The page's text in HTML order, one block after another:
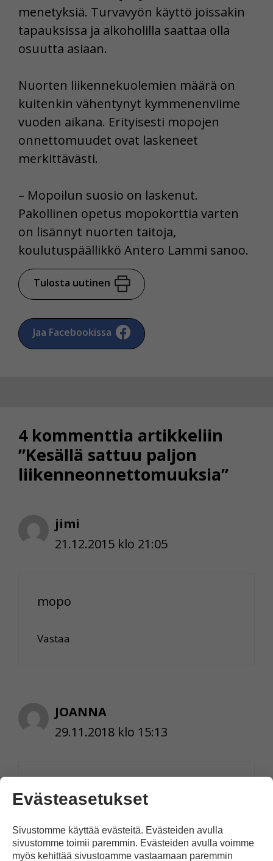
menetyksiä. Turvavyön käyttö joissakin
tapauksissa ja alkoholilla saattaa olla
osuutta asiaan.
Nuorten liikennekuolemien määrä on
kuitenkin vähentynyt kymmenenviime
vuoden aikana. Erityisesti mopojen
onnettomuudet ovat laskeneet
merkittävästi.
– Mopoilun suosio on laskenut.
Pakollinen opetus mopokorttia varten
on lisännyt nuorten taitoja,
koulutuspäällikkö Antero Lammi sanoo.
Tulosta uutinen
Jaa Facebookissa
4 kommenttia artikkeliin
”Kesällä sattuu paljon
liikenneonnettomuuksia”
jimi
21.12.2015 klo 21:05
mopo
Vastaa
JOANNA
29.11.2018 klo 15:13
KYLLÄ SE OLI TOTTA
SE OLI ERIMIELTÄ
Vastaa
Evästeasetukset
Sivustomme käyttää evästeitä. Evästeiden avulla
sivustomme toimii paremmin. Evästeiden avulla voimme
myös kehittää sivustoamme vastaamaan paremmin